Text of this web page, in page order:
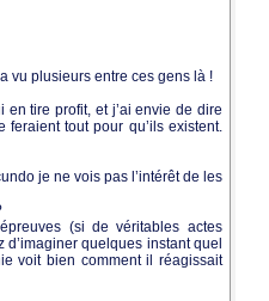
vu plusieurs entre ces gens là !
tire profit, et j’ai envie de dire
tout pour qu’ils existent.
je ne vois pas l’intérêt de les
(si de véritables actes
quelques instant quel
voit bien comment il réagissait